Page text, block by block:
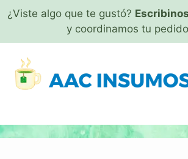
¿Viste algo que te gustó?
y coordinamos tu